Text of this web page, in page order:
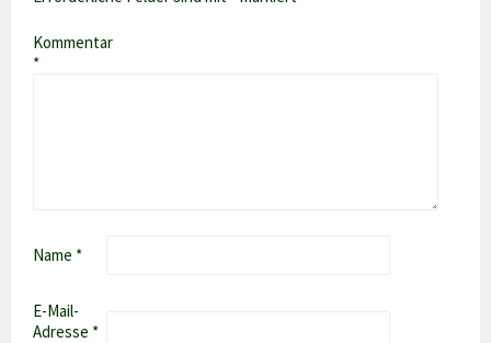
Kommentar
*
Name *
E-Mail-
Adresse *